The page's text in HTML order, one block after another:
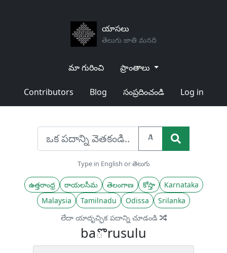
యాసలు
తెలుగు జాతి మనది
మా గురించి ప్రాంతాలు
Contributors Blog సంప్రదించండి Log in
A
Type in English or తెలుగు
ఉత్తరాంధ్ర రాయలసీమ తెలంగాణ కోస్తా
Karnataka
Malaysia
Tamilnadu Odissa
Srilanka
లేదా యాదృచ్ఛిక పదాన్ని చూడండి
baొrusulu